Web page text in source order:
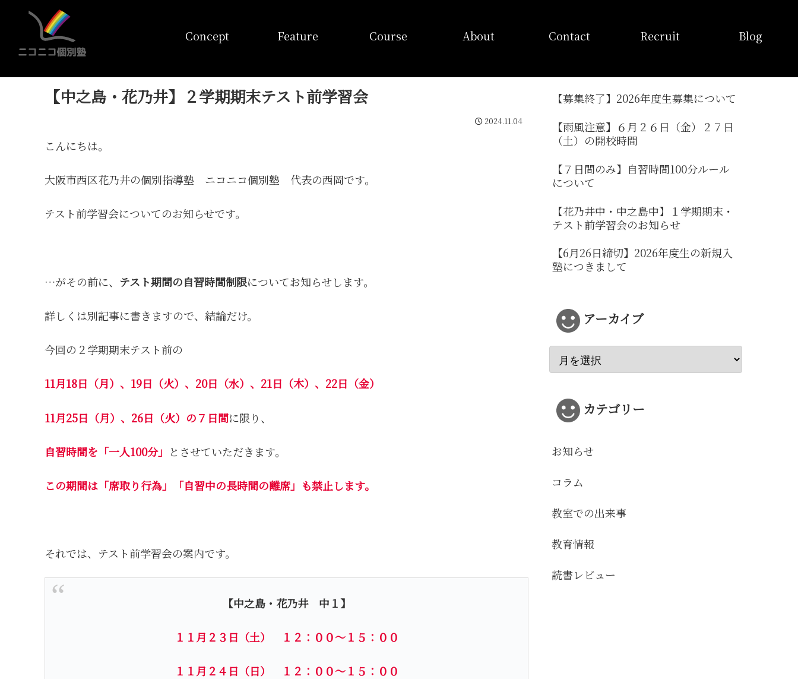
Concept
Feature
Course
About
Contact
Recruit
Blog
【中之島・花乃井】２学期期末テスト前学習会
2024.11.04
こんにちは。
大阪市西区花乃井の個別指導塾 ニコニコ個別塾 代表の西岡です。
テスト前学習会についてのお知らせです。
…がその前に、 テスト期間の自習時間制限についてお知らせします。
詳しくは別記事に書きますので、結論だけ。
今回の２学期期末テスト前の
11月18日（月）、19日（火）、20日（水）、21日（木）、22日（金）
11月25日（月）、26日（火）の７日間に限り、
自習時間を「一人100分」 とさせていただきます。
この期間は「席取り行為」「自習中の長時間の離席」も禁止します。
それでは、テスト前学習会の案内です。
【中之島・花乃井 中１】
１１月２３日（土） １２：００～１５：００
１１月２４日（日） １２：００～１５：００
【募集終了】2026年度生募集について
【雨風注意】６月２６日（金）２７日
（土）の開校時間
【７日間のみ】自習時間100分ルール
について
【花乃井中・中之島中】１学期期末・
テスト前学習会のお知らせ
【6月26日締切】2026年度生の新規入
塾につきまして
アーカイブ
カテゴリー
お知らせ
コラム
教室での出来事
教育情報
読書レビュー